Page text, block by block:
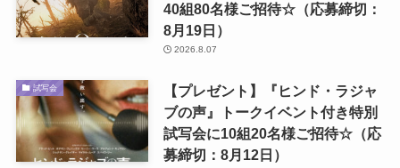
40組80名様ご招待☆（応募締切：
8月19日）
2026.8.07
試写会
【プレゼント】『ヒンド・ラジャ
ブの声』トークイベント付き特別
試写会に10組20名様ご招待☆（応
募締切：8月12日）